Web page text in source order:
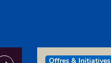
Offres & Initiatives